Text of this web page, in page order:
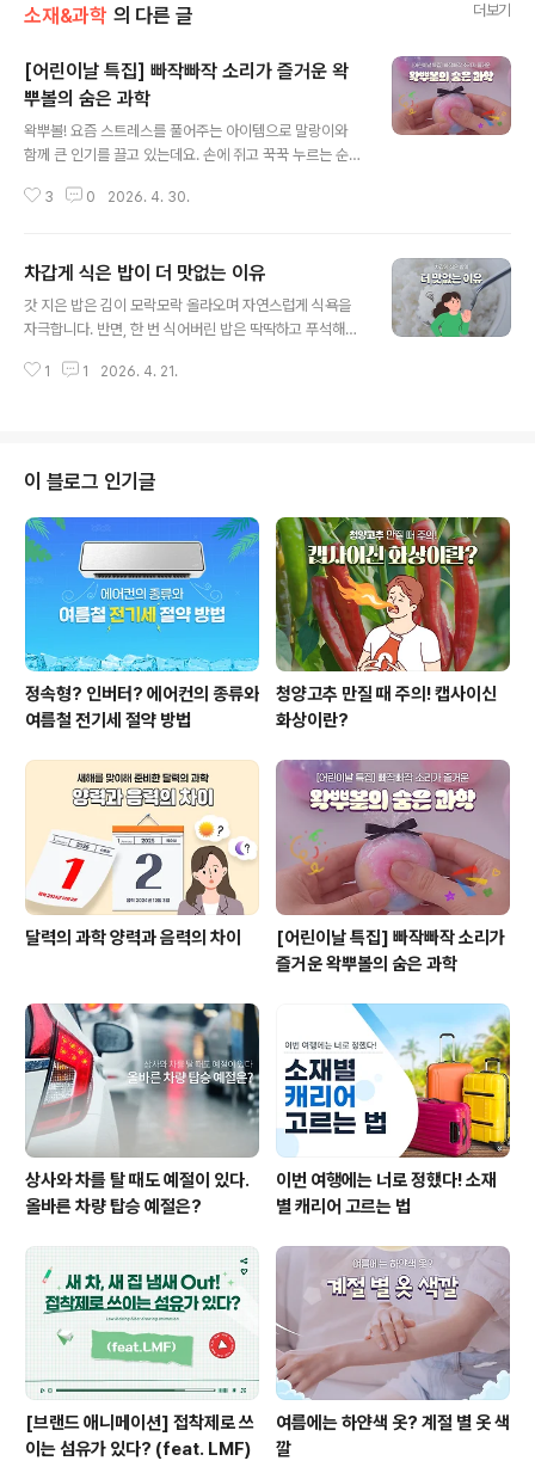
소재&과학 의 다른 글 더보기
[어린이날 특집] 빠작빠작 소리가 즐거운 왁
뿌볼의 숨은 과학
왁뿌볼! 요즘 스트레스를 풀어주는 아이템으로 말랑이와
함께 큰 인기를 끌고 있는데요. 손에 쥐고 꾹꾹 누르는 순
특히 겉면이 왁스로 코팅되어 있어 바스락거리면서도 독특
다. 그렇다면 이 촉감과 소리를 만들어내는 왁스는 과연 어
떤 소재인 걸까요? 아이들도 함께 만지는 장난감인 만큼 안
전한 소재인지 함께 확인하러 가봅시다! 1 왁뿌볼이란?왁
들어간 장난감인데요. 손으로 눌렀을 때 ‘바스락’ 또는 ‘빠
3 0 2026. 4. 30.
차갑게 식은 밥이 더 맛없는 이유
갓 지은 밥은 김이 모락모락 올라오며 자연스럽게 식욕을
자극합니다. 반면, 한 번 식어버린 밥은 딱딱하고 푸석해져
이라고 생각하기 쉽지만, 사실 그 뒤엔 과학적인 이유가 숨
이유를 함께 알아보겠습니다. 1. 밥의 구조? 녹말!우리가 매
일 먹는 밥의 주성분은 바로 녹말, 다른 말로는 전분이라고
하는데요. 이 녹말은 아밀로오스와 아밀로펙틴이라는 두
가지 분자로 이루어져 있습니다. 쌀이 생쌀 상태일 때, 이
분자들은 서로 촘촘하게 결합되어 단단한 구조를 유지하는
데요. 이 상태를 베타 녹말..
1 1 2026. 4. 21.
이 블로그 인기글
정속형? 인버터? 에어컨의 종류와
여름철 전기세 절약 방법
청양고추 만질 때 주의! 캡사이신
화상이란?
달력의 과학 양력과 음력의 차이
[어린이날 특집] 빠작빠작 소리가
즐거운 왁뿌볼의 숨은 과학
상사와 차를 탈 때도 예절이 있다.
올바른 차량 탑승 예절은?
이번 여행에는 너로 정했다! 소재
별 캐리어 고르는 법
[브랜드 애니메이션] 접착제로 쓰
이는 섬유가 있다? (feat. LMF)
여름에는 하얀색 옷? 계절 별 옷 색
깔